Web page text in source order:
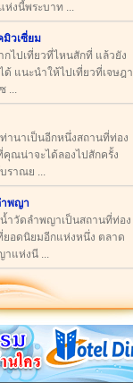
ห่งนี้พระบาท ...
มิวเซี่ยม
กไปเที่ยวที่ไหนสักที่ แล้วยัง
ด้ แนะนำให้ไปเที่ยวที่เจษฎา
...
านาเป็นอีกหนึ่งสถานที่ท่อง
คุณน่าจะได้ลองไปสักครั้ง
ราณย ...
พญา
ำวัดลำพญาเป็นสถานที่ท่อง
ยอดนิยมอีกแห่งหนึ่ง ตลาด
าแห่งนี ...